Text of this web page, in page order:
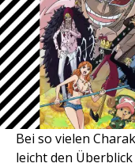
Bei so vielen
leicht den